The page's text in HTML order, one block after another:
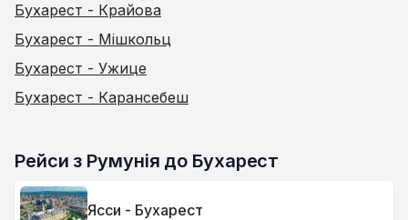
Бухарест - Крайова
Бухарест - Мішкольц
Бухарест - Ужице
Бухарест - Карансебеш
Рейси з Румунія до Бухарест
Ясси - Бухарест